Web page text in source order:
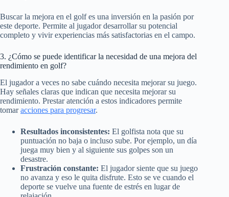
Buscar la mejora en el golf es una inversión en la pasión por
este deporte. Permite al jugador desarrollar su potencial
completo y vivir experiencias más satisfactorias en el campo.
3. ¿Cómo se puede identificar la necesidad de una mejora del
rendimiento en golf?
El jugador a veces no sabe cuándo necesita mejorar su juego.
Hay señales claras que indican que necesita mejorar su
rendimiento. Prestar atención a estos indicadores permite
tomaracciones para progresar.
Resultados inconsistentes: El golfista nota que su
puntuación no baja o incluso sube. Por ejemplo, un día
juega muy bien y al siguiente sus golpes son un
desastre.
Frustración constante: El jugador siente que su juego
no avanza y eso le quita disfrute. Esto se ve cuando el
deporte se vuelve una fuente de estrés en lugar de